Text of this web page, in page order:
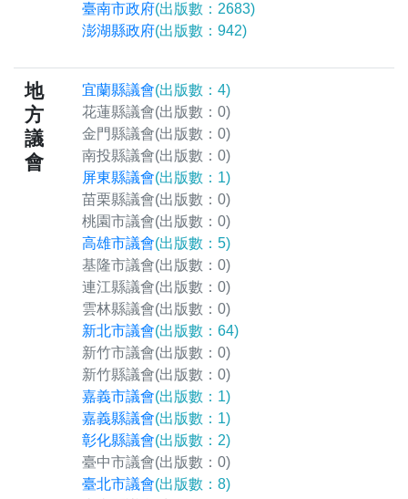
臺南市政府(出版數：2683)
澎湖縣政府(出版數：942)
地
方
議
會
宜蘭縣議會(出版數：4)
花蓮縣議會(出版數：0)
金門縣議會(出版數：0)
南投縣議會(出版數：0)
屏東縣議會(出版數：1)
苗栗縣議會(出版數：0)
桃園市議會(出版數：0)
高雄市議會(出版數：5)
基隆市議會(出版數：0)
連江縣議會(出版數：0)
雲林縣議會(出版數：0)
新北市議會(出版數：64)
新竹市議會(出版數：0)
新竹縣議會(出版數：0)
嘉義市議會(出版數：1)
嘉義縣議會(出版數：1)
彰化縣議會(出版數：2)
臺中市議會(出版數：0)
臺北市議會(出版數：8)